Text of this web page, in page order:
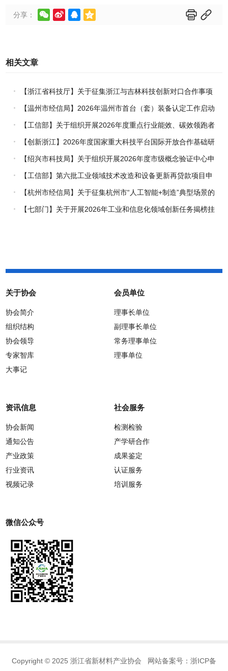
分享：      
相关文章
【浙江省科技厅】关于征集浙江与吉林科技创新对口合作事项
的通知【温州市经信局】2026年温州市首台（套）装备认定工作启动
【工信部】关于组织开展2026年度重点行业能效、碳效领跑者
企业推荐工作的通知
【创新浙江】2026年度国家重大科技平台国际开放合作基础研
究专项（试点）项目指南
【绍兴市科技局】关于组织开展2026年度市级概念验证中心申
报工作的通知
【工信部】第六批工业领域技术改造和设备更新再贷款项目申
报工作启动
【杭州市经信局】关于征集杭州市“人工智能+制造”典型场景的
通知【七部门】关于开展2026年工业和信息化领域创新任务揭榜挂
关于协会
协会简介
组织结构
协会领导
专家智库
大事记
会员单位
理事长单位
副理事长单位
常务理事单位
理事单位
资讯信息
协会新闻
通知公告
产业政策
行业资讯
视频记录
社会服务
检测检验
产学研合作
成果鉴定
认证服务
培训服务
微信公众号
Copyright © 2025 浙江省新材料产业协会 网站备案号： 浙ICP备